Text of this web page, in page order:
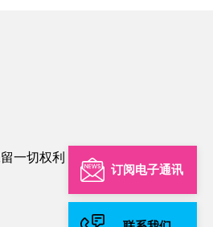
订阅电子通讯
一切权利